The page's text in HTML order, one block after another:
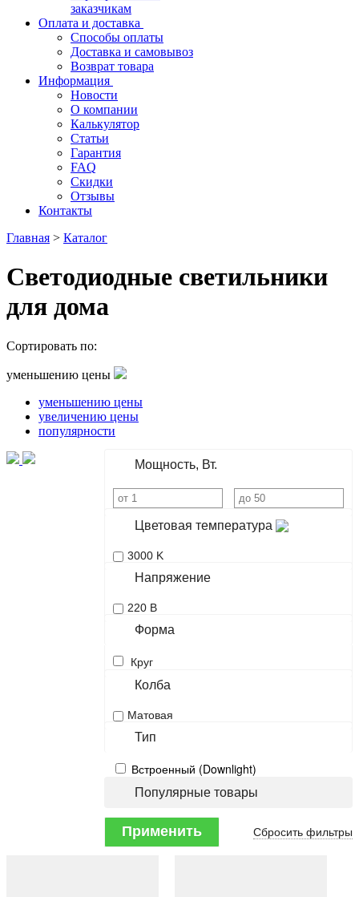
заказчикам
Оплата и доставка
Способы оплаты
Доставка и самовывоз
Возврат товара
Информация
Новости
О компании
Калькулятор
Статьи
Гарантия
FAQ
Скидки
Отзывы
Контакты
Главная > Каталог
Светодиодные светильники
для дома
Сортировать по:
уменьшению цены
уменьшению цены
увеличению цены
популярности
Мощность, Вт.
Цветовая температура
3000 K
Напряжение
220 В
Форма
Круг
Колба
Матовая
Тип
Встроенный (Downlight)
Популярные товары